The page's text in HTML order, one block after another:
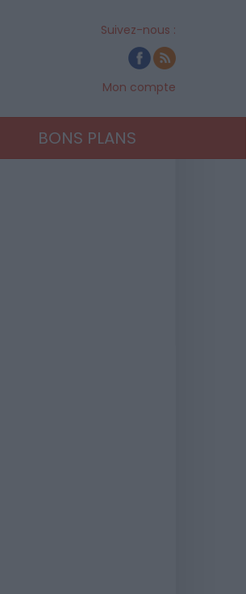
Suivez-nous :
Mon compte
BONS PLANS